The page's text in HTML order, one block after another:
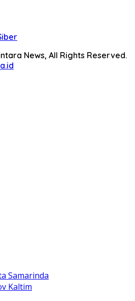
News, All Rights Reserved.
Samarinda
Kaltim